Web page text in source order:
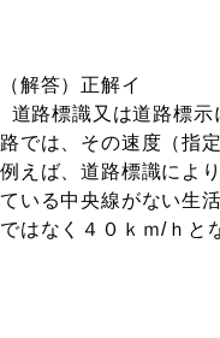
（解答）正解イ
道路標識又は道路標示
路では、その速度（指
例えば、道路標識によ
ている中央線がない生
ではなく４０ｋｍ/ｈと